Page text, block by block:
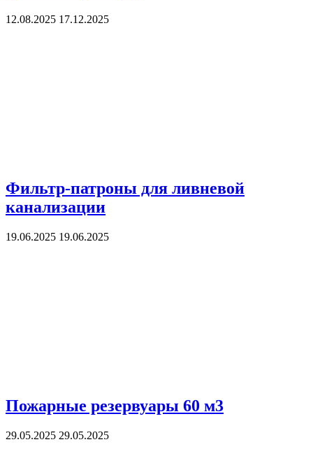
12.08.2025 17.12.2025
Фильтр-патроны для ливневой
канализации
19.06.2025 19.06.2025
Пожарные резервуары 60 м3
29.05.2025 29.05.2025